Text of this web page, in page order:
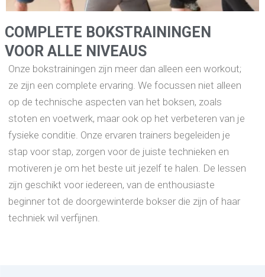
COMPLETE BOKSTRAININGEN
VOOR ALLE NIVEAUS
Onze bokstrainingen zijn meer dan alleen een workout;
ze zijn een complete ervaring. We focussen niet alleen
op de technische aspecten van het boksen, zoals
stoten en voetwerk, maar ook op het verbeteren van je
fysieke conditie. Onze ervaren trainers begeleiden je
stap voor stap, zorgen voor de juiste technieken en
motiveren je om het beste uit jezelf te halen. De lessen
zijn geschikt voor iedereen, van de enthousiaste
beginner tot de doorgewinterde bokser die zijn of haar
techniek wil verfijnen.